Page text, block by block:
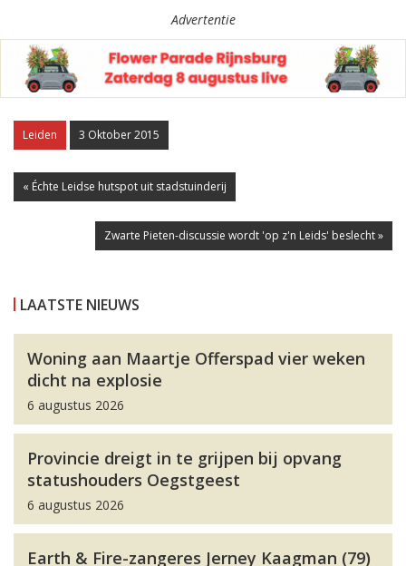
Advertentie
Leiden 3 Oktober 2015
« Échte Leidse hutspot uit stadstuinderij
Zwarte Pieten-discussie wordt 'op z'n Leids' beslecht »
LAATSTE NIEUWS
Woning aan Maartje Offerspad vier weken
dicht na explosie
6 augustus 2026
Provincie dreigt in te grijpen bij opvang
statushouders Oegstgeest
6 augustus 2026
Earth & Fire-zangeres Jerney Kaagman (79)